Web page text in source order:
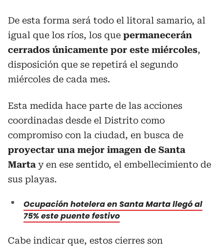
De esta forma será todo el litoral samario, al
igual que los ríos, los que permanecerán
cerrados únicamente por este miércoles,
disposición que se repetirá el segundo
miércoles de cada mes.
Esta medida hace parte de las acciones
coordinadas desde el Distrito como
compromiso con la ciudad, en busca de
proyectar una mejor imagen de Santa
Marta y en ese sentido, el embellecimiento de
sus playas.
Ocupación hotelera en Santa Marta llegó al
75% este puente festivo
Cabe indicar que, estos cierres son